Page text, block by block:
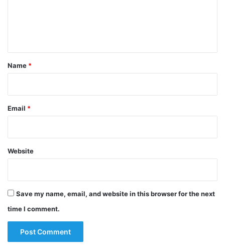
*
Name *
Email *
Website
Save my name, email, and website in this browser for the next
time I comment.